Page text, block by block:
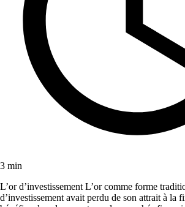
3 min
L’or d’investissement L’or comme forme
d’investissement avait perdu de son attrait à la